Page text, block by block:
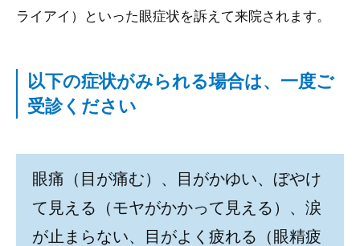
ライアイ）といった眼症状を訴えて来院されます。
以下の症状がみられる場合は、一度ご
受診ください
眼痛（目が痛む）、目がかゆい、ぼやけ
て見える（モヤがかかって見える）、涙
が止まらない、目がよく疲れる（眼精疲